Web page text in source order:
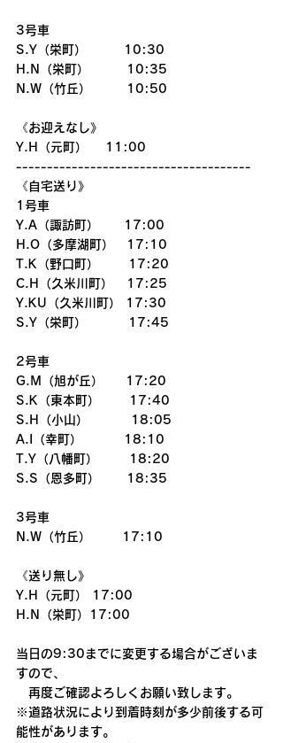
3号車
S.Y（栄町）　　　10:30
H.N（栄町）　　　10:35
N.W（竹丘）        10:50
《お迎えなし》
Y.H（元町）    11:00
--------------------------------------
《自宅送り》
1号車
Y.A（諏訪町）　　17:00
H.O（多摩湖町）　17:10
T.K（野口町）　　 17:20
C.H（久米川町）   17:25
Y.KU（久米川町） 17:30
S.Y（栄町）　　　 17:45
2号車
G.M（旭が丘）     17:20
S.K（東本町）　　 17:40
S.H（小山）   　　 18:05
A.I（幸町）　　　 18:10
T.Y（八幡町）       18:20
S.S（恩多町）      18:35
3号車
N.W（竹丘）       17:10
《送り無し》
Y.H（元町） 17:00
H.N（栄町）17:00
当日の9:30までに変更する場合がございま
すので、
再度ご確認よろしくお願い致します。
※道路状況により到着時刻が多少前後する可
能性があります。